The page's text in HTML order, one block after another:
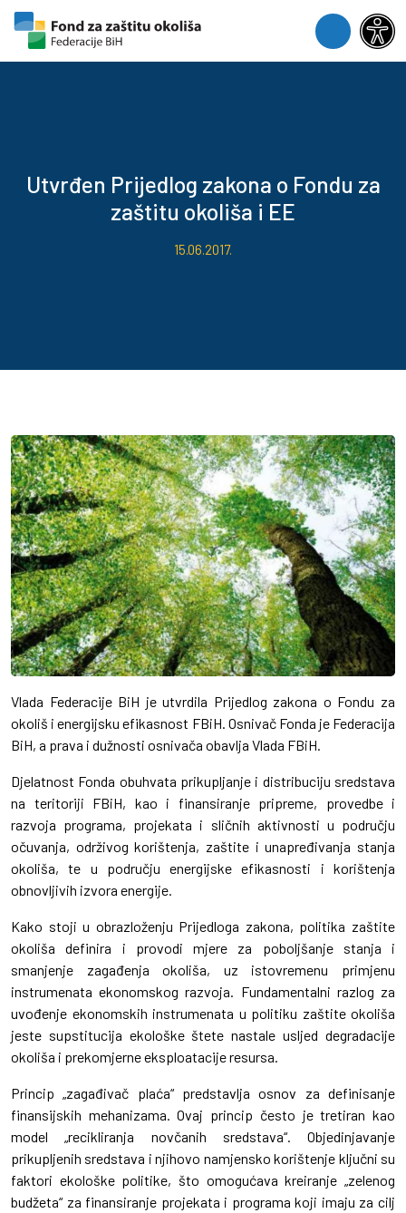
Skip to content
Skip to footer
Menu
Utvrđen Prijedlog zakona o Fondu za
zaštitu okoliša i EE
15.06.2017.
Vlada Federacije BiH je utvrdila Prijedlog zakona o Fondu za
okoliš i energijsku efikasnost FBiH. Osnivač Fonda je Federacija
BiH, a prava i dužnosti osnivača obavlja Vlada FBiH.
Djelatnost Fonda obuhvata prikupljanje i distribuciju sredstava
na teritoriji FBiH, kao i finansiranje pripreme, provedbe i
razvoja programa, projekata i sličnih aktivnosti u području
očuvanja, održivog korištenja, zaštite i unapređivanja stanja
okoliša, te u području energijske efikasnosti i korištenja
obnovljivih izvora energije.
Kako stoji u obrazloženju Prijedloga zakona, politika zaštite
okoliša definira i provodi mjere za poboljšanje stanja i
smanjenje zagađenja okoliša, uz istovremenu primjenu
instrumenata ekonomskog razvoja. Fundamentalni razlog za
uvođenje ekonomskih instrumenata u politiku zaštite okoliša
jeste supstitucija ekološke štete nastale usljed degradacije
okoliša i prekomjerne eksploatacije resursa.
Princip „zagađivač plaća“ predstavlja osnov za definisanje
finansijskih mehanizama. Ovaj princip često je tretiran kao
model „recikliranja novčanih sredstava“. Objedinjavanje
prikupljenih sredstava i njihovo namjensko korištenje ključni su
faktori ekološke politike, što omogućava kreiranje „zelenog
budžeta“ za finansiranje projekata i programa koji imaju za cilj